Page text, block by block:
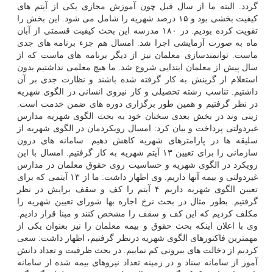
گردد. البته ما از سال قبل چون آموزش مجازی یکی از آیتم های
کیفیت بخشی بود و ۱۵ درصد شهریه را شامل می شود. این بخش را
تقویت کرده بودیم. در ۱۸۰ مدرسه این بحث کیفیت قسمتی از آبان
ماه به صورت آزمایشی اجرا شد. امسال هم جزء برنامه های جدی
ماست. توانمندسازی معلمان نیز از دیگر برنامه های ماست که از
سال پیش از معلمان ابتدایی شروع شد. ما هیچ معلمی نداشتیم بدون
استعلام از گزینش به کار گرفته شده باشند و نظارت جدی بر آن
داشتیم. تناسب رشته تحصیلی و کار نیروی انسانی در الگوی شهریه
در نظر گرفتیم و همین طور برگزاری دوره های ضمن خدمت است.
زینی وند در بخش بعدی سخنان خود به بحث الگوی شهریه مدارس
غیردولتی پرداخت و بیان کرد: امسال رویکردمان در الگوی شهریه از
سلیقه ها در پارامترهای شهریه کاهش دهیم. سامانه های درون
سازمانی را برای تعیین ۱۳ آیتم شهریه به کار گرفتیم. امسال با این
رویکرد در الگوی شهریه و حساسیت روی حقوق معلمان در مدارس
غیردولتی و بیمه آنها داریم. وی اظهار داشت: ما از ۱۳ آیتمی که برای
تعیین الگوی شهریه داریم ۴ آیتم را کف و سقف برایش در نظر
گرفتیم. بطور مثال در بحث نرخ اجاره بها شورای تعیین شهریه را
مکلف کردیم که این کف و سقف را مشخص کنند و مبنا قرار دادیم.
وی با اعلان اینکه بحث حقوق و بیمه معلمان را نیز بعنوان یکی از
مهمترین فاکتورهای الگوی شهریه درنظر گرفتیم، اظهار داشت: سعی
کردیم از دخالت های بیرونی کم نماییم. در بحث ظرفیت و تعداد دانش
آموز از سامانه سناد و در زمینه تعداد نیروهای بیمه شده از سامانه